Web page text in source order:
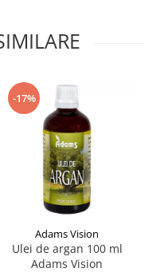
-17%
Adams Vision
Ulei de argan 100 ml
Adams Vision